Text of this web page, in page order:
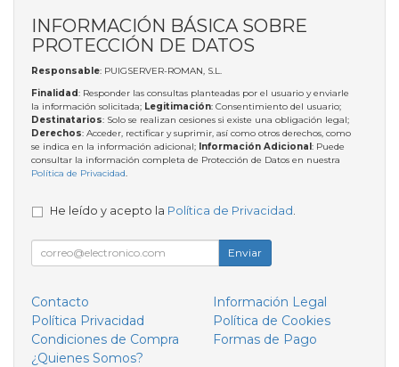
INFORMACIÓN BÁSICA SOBRE
PROTECCIÓN DE DATOS
Responsable: PUIGSERVER-ROMAN, S.L.
Finalidad: Responder las consultas planteadas por el usuario y enviarle
la información solicitada; Legitimación: Consentimiento del usuario;
Destinatarios: Solo se realizan cesiones si existe una obligación legal;
Derechos: Acceder, rectificar y suprimir, así como otros derechos, como
se indica en la información adicional; Información Adicional: Puede
consultar la información completa de Protección de Datos en nuestra
Política de Privacidad.
He leído y acepto la Política de Privacidad
Enviar
Contacto
Información Legal
Política Privacidad
Política de Cookies
Condiciones de Compra
Formas de Pago
¿Quienes Somos?